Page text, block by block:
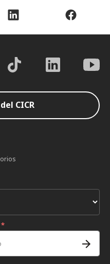
CICR
*